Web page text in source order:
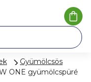
Gyümölcsös
ONE gyümölcspüré